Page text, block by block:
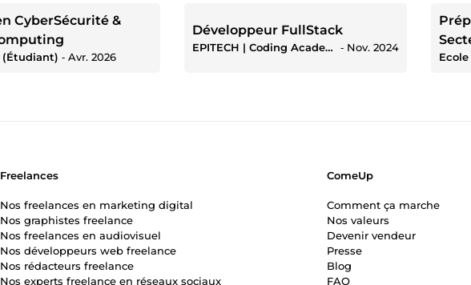
CyberSécurité &
(Étudiant) ‐ Avr. 2026
Développeur FullStack
EPITECH | Coding Academy ‐ Nov. 2024
Freelances
Nos freelances en marketing digital
Nos graphistes freelance
Nos freelances en audiovisuel
Nos développeurs web freelance
Nos rédacteurs freelance
Nos experts freelance en réseaux sociaux
ComeUp
Comment ça marche
Nos valeurs
Devenir vendeur
Presse
Blog
FAQ